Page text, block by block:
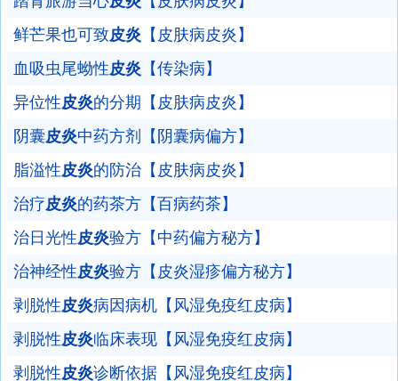
鲜芒果也可致皮炎 【皮肤病皮炎】
血吸虫尾蚴性皮炎 【传染病】
异位性皮炎的分期【皮肤病皮炎】
阴囊皮炎中药方剂【阴囊病偏方】
脂溢性皮炎的防治【皮肤病皮炎】
治疗皮炎的药茶方【百病药茶】
治日光性皮炎验方【中药偏方秘方】
治神经性皮炎验方【皮炎湿疹偏方秘方】
剥脱性皮炎病因病机【风湿免疫红皮病】
剥脱性皮炎临床表现【风湿免疫红皮病】
剥脱性皮炎诊断依据【风湿免疫红皮病】